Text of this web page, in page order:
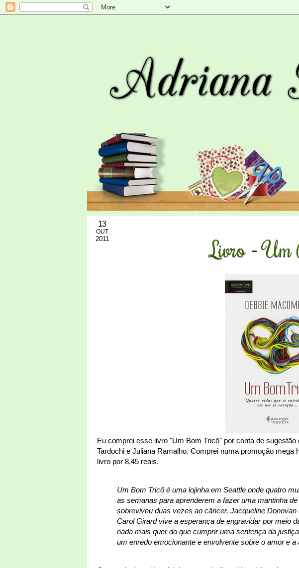
13
OUT
2011 Livro - Um
Eu comprei esse livro "Um Bom Tricô" por conta de
Tardochi e Juliana Ramalho. Comprei numa promoção mega
livro por 8,45 reais.
Um Bom Tricô é uma lojinha em Seattle onde quatro
as semanas para aprenderem a fazer uma mantinha
sobreviveu duas vezes ao câncer, Jacqueline
Carol Girard vive a esperança de engravidar por meio
nada mais quer do que cumprir uma sentença da
um enredo emocionante e envolvente sobre o amor e